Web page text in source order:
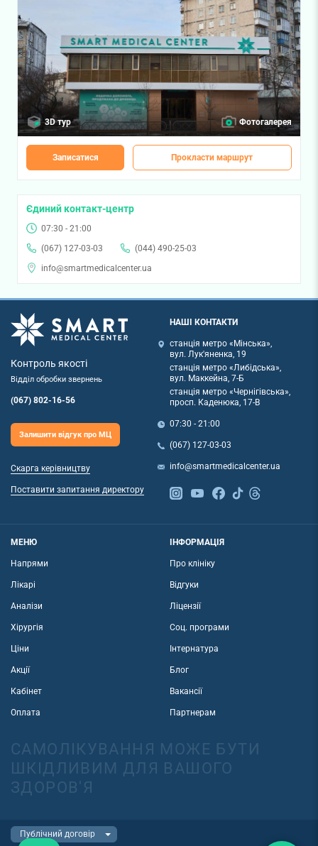
3D тур Фотогалерея
Записатися Прокласти маршрут
Єдиний контакт-центр
07:30 - 21:00
(067) 127-03-03
(044) 490-25-03
info@smartmedicalcenter.ua
Контроль якості
Відділ обробки звернень
(067) 802-16-56
Залишити відгук про МЦ
Скарга керівництву
Поставити запитання директору
НАШІ КОНТАКТИ
станція метро «Мінська»,
вул. Лук'яненка, 19
станція метро «Либідська»,
вул. Маккейна, 7-Б
станція метро «Чернігівська»,
просп. Каденюка, 17-В
07:30 - 21:00
(067) 127-03-03
info@smartmedicalcenter.ua
МЕНЮ
Напрями
Лікарі
Аналізи
Хірургія
Ціни
Акції
Кабінет
Оплата
ІНФОРМАЦІЯ
Про клініку
Відгуки
Ліцензії
Соц. програми
Інтернатура
Блог
Вакансії
Партнерам
САМОЛІКУВАННЯ МОЖЕ БУТИ
ШКІДЛИВИМ ДЛЯ ВАШОГО
ЗДОРОВ'Я